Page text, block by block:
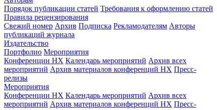
Порядок публикации статей Требования к оформлению статей
Правила рецензирования
Свежий номер Архив Подписка Рекламодателям Авторы
публикаций журнала
Издательство
Портфолио Мероприятия
Конференции НХ Календарь мероприятий Архив всех
мероприятий Архив материалов конференций НХ Пресс-
релизы
Мероприятия
Конференции НХ Календарь мероприятий Архив всех
мероприятий Архив материалов конференций НХ Пресс-